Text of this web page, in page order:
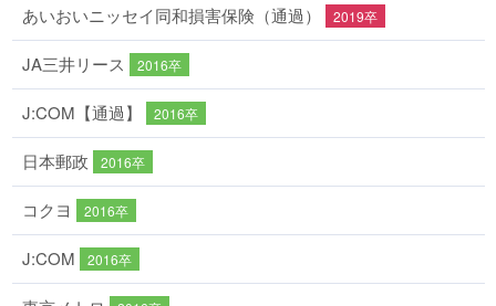
あいおいニッセイ同和損害保険（通過） 2019卒
JA三井リース 2016卒
J:COM【通過】 2016卒
日本郵政 2016卒
コクヨ 2016卒
J:COM 2016卒